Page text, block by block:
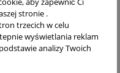
stronie .
trzecich w celu
wyświetlania reklam
analizy Twoich